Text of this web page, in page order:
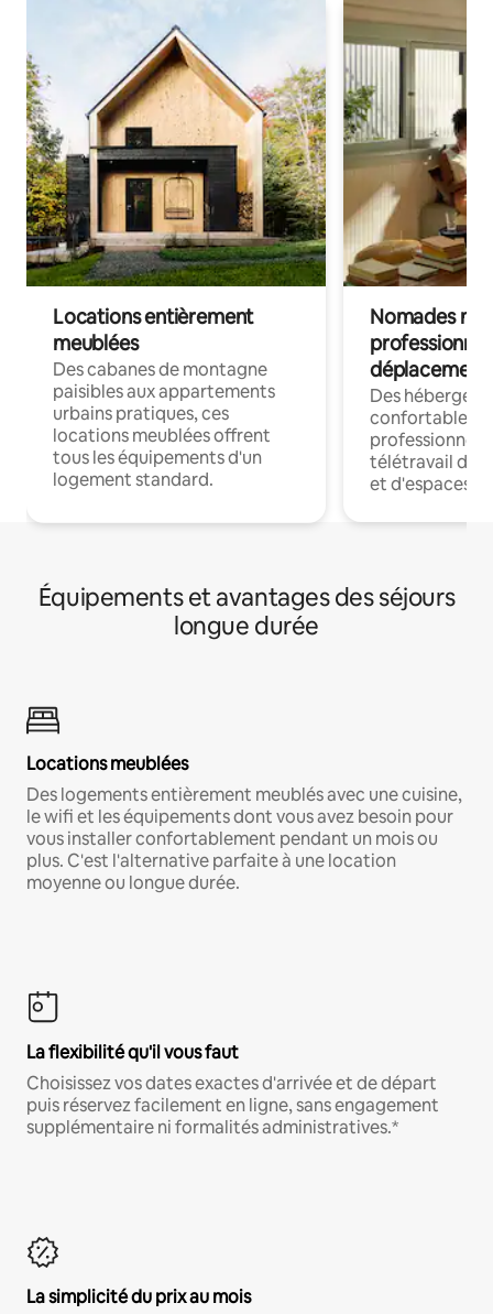
Locations entièrement
meublées
Des cabanes de montagne
paisibles aux appartements
urbains pratiques, ces
locations meublées offrent
tous les équipements d'un
logement standard.
Nomades
déplacement
Des
confortables
professionnels
télétravail
et d'espaces
Équipements et avantages des séjours
longue durée
Locations meublées
Des logements entièrement meublés avec une cuisine,
le wifi et les équipements dont vous avez besoin pour
vous installer confortablement pendant un mois ou
plus. C'est l'alternative parfaite à une location
moyenne ou longue durée.
La flexibilité qu'il vous faut
Choisissez vos dates exactes d'arrivée et de départ
puis réservez facilement en ligne, sans engagement
supplémentaire ni formalités administratives.*
La simplicité du prix au mois